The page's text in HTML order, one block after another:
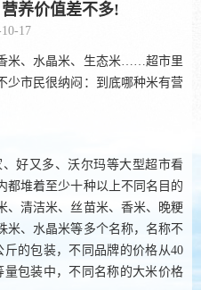
养价值差不多!
17
米、水晶米、生态米……超市里
少市民很纳闷：到底哪种米有营
好又多、沃尔玛等大型超市看
都堆着至少十种以上不同名目的
、清洁米、丝苗米、香米、晚粳
米、水晶米等多个名称，名称不
的包装，不同品牌的价格从40
量包装中，不同名称的大米价格